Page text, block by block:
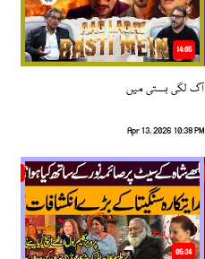
14:05
آگ لگی بستی میں
Apr 13, 2026 10:38 PM
05:34